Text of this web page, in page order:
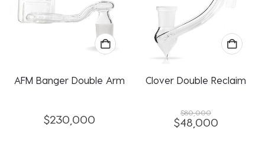
AFM Banger Double Arm
$230,000
Clover Double Reclaim
$80,000
El
$48,000
El